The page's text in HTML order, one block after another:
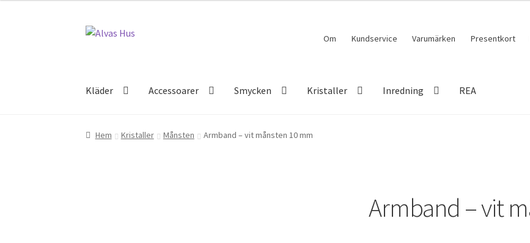
Hoppa
Hoppa
Om Kundservice Varumärken Presentkort
Kläder Accessoarer Smycken Kristaller Inredning REA
Hem Kristaller Månsten Armband – vit månsten 10 mm
Armband – vit